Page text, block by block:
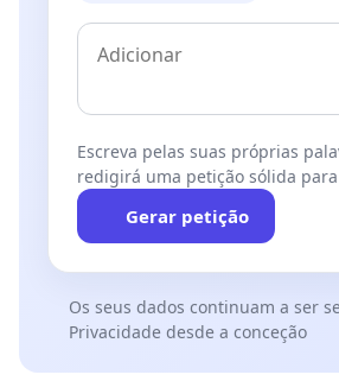
Escreva pelas suas próprias
redigirá uma petição sólida
Gerar petição
Os seus dados continuam a ser
Privacidade desde a conceção